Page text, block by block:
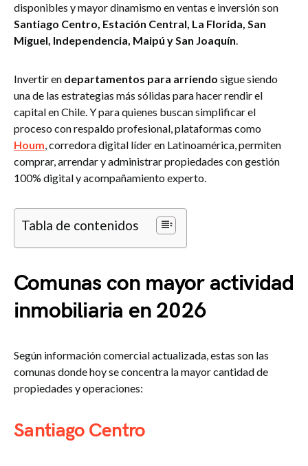
disponibles y mayor dinamismo en ventas e inversión son
Santiago Centro, Estación Central, La Florida, San
Miguel, Independencia, Maipú y San Joaquín.
Invertir en departamentos para arriendo sigue siendo
una de las estrategias más sólidas para hacer rendir el
capital en Chile. Y para quienes buscan simplificar el
proceso con respaldo profesional, plataformas como
Houm, corredora digital líder en Latinoamérica, permiten
comprar, arrendar y administrar propiedades con gestión
100% digital y acompañamiento experto.
Tabla de contenidos
Comunas con mayor actividad
inmobiliaria en 2026
Según información comercial actualizada, estas son las
comunas donde hoy se concentra la mayor cantidad de
propiedades y operaciones:
Santiago Centro